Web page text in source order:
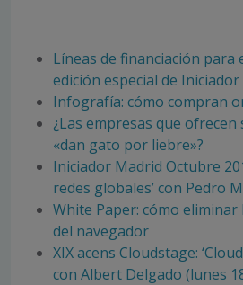
Líneas de financiación para
edición especial de Iniciador
Infografía: cómo compran
¿Las empresas que ofrecen
«dan gato por liebre»?
Iniciador Madrid Octubre
redes globales’ con Pedro
White Paper: cómo
del navegador
XIX acens Cloudstage:
con Albert Delgado (lunes